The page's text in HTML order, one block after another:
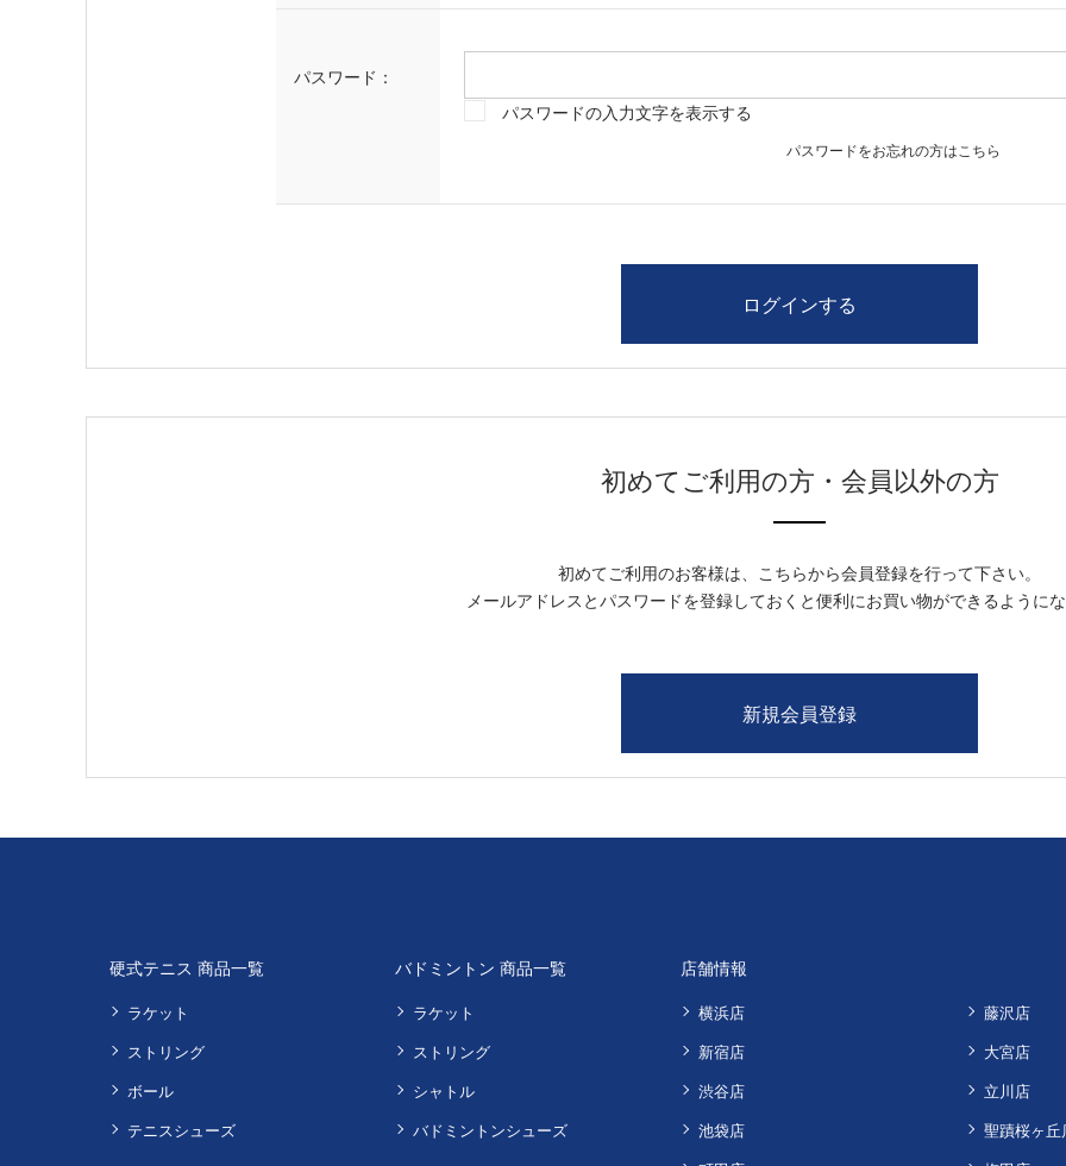
パスワード：
パスワードの入力文字を表示する
パスワードをお忘れの方はこちら
初めてご利用の方・会員以外の方
初めてご利用のお客様は、こちらから会員登録を行って下さい。
メールアドレスとパスワードを登録しておくと便利にお買い物ができるように
硬式テニス 商品一覧
ラケット
ストリング
ボール
テニスシューズ
バドミントン 商品一覧
ラケット
ストリング
シャトル
バドミントンシューズ
店舗情報
横浜店
新宿店
渋谷店
池袋店
藤沢店
大宮店
立川店
聖蹟桜ヶ丘